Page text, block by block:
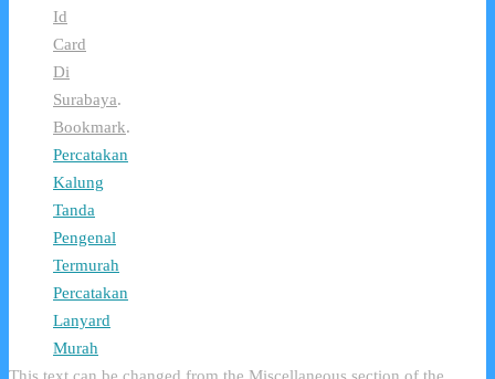
Id
Card
Di
Surabaya.
Bookmark.
Percatakan
Kalung
Tanda
Pengenal
Termurah
Percatakan
Lanyard
Murah